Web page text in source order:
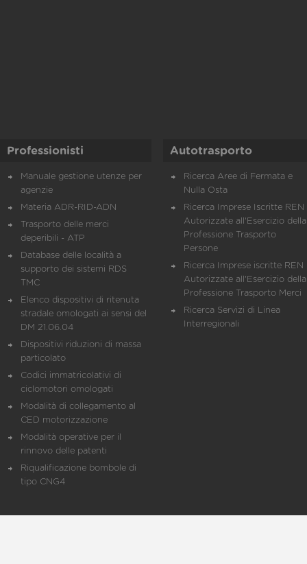
Professionisti
Manuale gestione utenze per
agenzie
Materia ADR-RID-ADN
Trasporto delle merci
deperibili - ATP
Database delle località a
supporto dei sistemi RDS
TMC
Elenco dispositivi di ritenuta
stradale omologati ai sensi del
DM 21.06.04
Dispositivi riduzioni di massa
particolato
Codici immatricolativi di
ciclomotori omologati
Modalità di collegamento al
CED motorizzazione
Modalità operative per il
rinnovo delle patenti
Riqualificazione bombole di
tipo CNG4
Autotrasporto
Ricerca Aree di Fermata e
Nulla Osta
Ricerca Imprese Iscritte REN
Autorizzate all'Esercizio della
Professione Trasporto
Persone
Ricerca Imprese iscritte REN
Autorizzate all'Esercizio della
Professione Trasporto Merci
Ricerca Servizi di Linea
Interregionali